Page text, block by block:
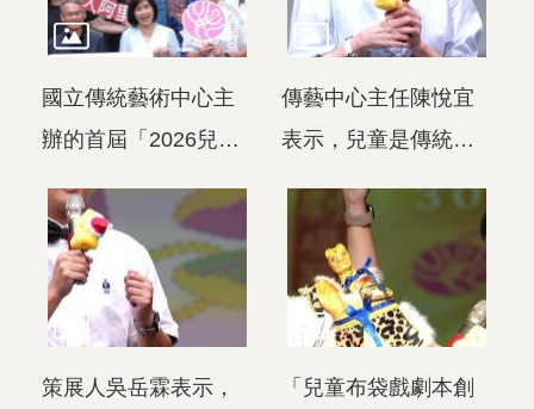
國立傳統藝術中心主
辦的首屆「2026兒童
「穿越小戲台」為主
題，打造9檔風格各異
的兒童戲曲作品。
傳藝中心主任陳悅宜
表示，兒童是傳統藝
首屆兒童戲曲藝術節
希望孩子在第一次接
觸戲曲時，能從有
趣、貼近生活的故事
開始，進而認識與愛
策展人吳岳霖表示，
「兒童布袋戲劇本創